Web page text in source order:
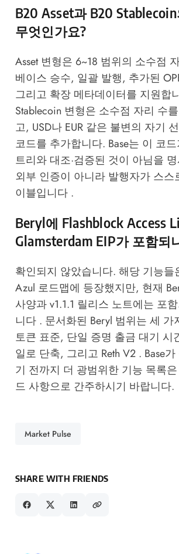
B20 Asset과 B20
무엇인가요?
Asset 변형은 6~18 범위의 소수점
베이스 승수, 일괄 발행, 추가된
그리고 확장 메타데이터를 지원합
Stablecoin 변형은 소수점 자리 수
고, USD나 EUR 같은 불변의 자기
코드를 추가합니다. Base는 이 코
트리와 대조·검증된 것이 아님을
외부 인증이 아니라 발행자가 스스
이블입니다 .
Beryl에 Flashblock Access
Glamsterdam EIP가 포함되
확인되지 않았습니다. 해당 기능들
Azul 로드맵에 등장했지만, 현재
사양과 v1.1.1 릴리스 노트에는 포
니다 . 문서화된 Beryl 범위는 세 가
토큰 표준, 단일 증명 출금 대기 시
일로 단축, 그리고 Reth V2 . Base
기 전까지 더 광범위한 기능 목록
드 사항으로 간주하시기 바랍니다.
Market Pulse
SHARE WITH FRIENDS